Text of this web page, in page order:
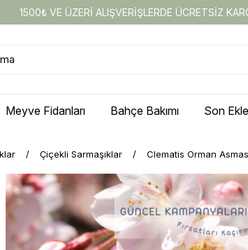
1500₺ VE ÜZERİ ALIŞVERİŞLERDE ÜCRETSİZ
Meyve Fidanları Bahçe Bakımı Son
Çiçekli Sarmaşıklar Clematis Orman